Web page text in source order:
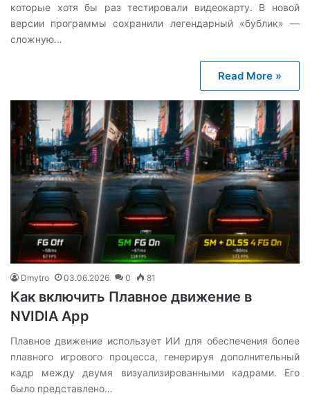
которые хотя бы раз тестировали видеокарту. В новой
версии программы сохранили легендарный «бублик» —
сложную…
Read More »
Dmytro 03.06.2026 0 81
Как включить Плавное движение в
NVIDIA App
Плавное движение использует ИИ для обеспечения более
плавного игрового процесса, генерируя дополнительный
кадр между двумя визуализированными кадрами. Его
было представлено…